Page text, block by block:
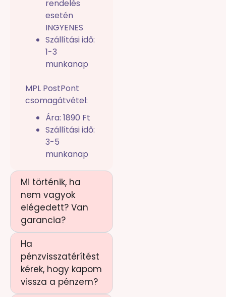
rendelés
esetén
INGYENES
Szállítási idő:
1-3
munkanap
MPL PostPont
csomagátvétel:
Ára: 1890 Ft
Szállítási idő:
3-5
munkanap
Mi történik, ha
nem vagyok
elégedett? Van
garancia?
Ha
pénzvisszatérítést
kérek, hogy kapom
vissza a pénzem?